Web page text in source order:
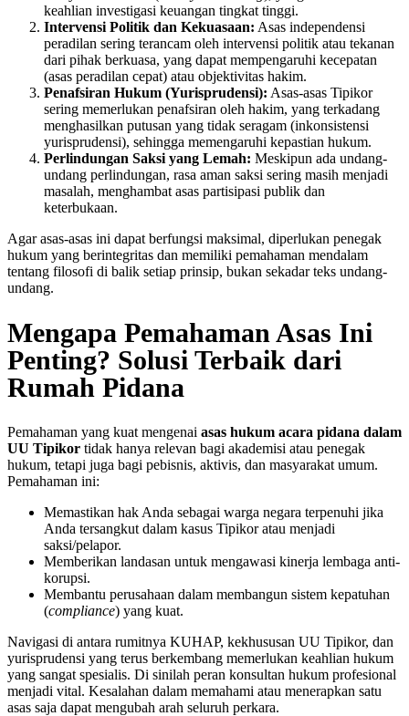
keahlian investigasi keuangan tingkat tinggi.
Intervensi Politik dan Kekuasaan: Asas independensi
peradilan sering terancam oleh intervensi politik atau tekanan
dari pihak berkuasa, yang dapat mempengaruhi kecepatan
(asas peradilan cepat) atau objektivitas hakim.
Penafsiran Hukum (Yurisprudensi): Asas-asas Tipikor
sering memerlukan penafsiran oleh hakim, yang terkadang
menghasilkan putusan yang tidak seragam (inkonsistensi
yurisprudensi), sehingga memengaruhi kepastian hukum.
Perlindungan Saksi yang Lemah: Meskipun ada undang-
undang perlindungan, rasa aman saksi sering masih menjadi
masalah, menghambat asas partisipasi publik dan
keterbukaan.
Agar asas-asas ini dapat berfungsi maksimal, diperlukan penegak
hukum yang berintegritas dan memiliki pemahaman mendalam
tentang filosofi di balik setiap prinsip, bukan sekadar teks undang-
undang.
Mengapa Pemahaman Asas Ini
Penting? Solusi Terbaik dari
Rumah Pidana
Pemahaman yang kuat mengenai asas hukum acara pidana dalam
UU Tipikor tidak hanya relevan bagi akademisi atau penegak
hukum, tetapi juga bagi pebisnis, aktivis, dan masyarakat umum.
Pemahaman ini:
Memastikan hak Anda sebagai warga negara terpenuhi jika
Anda tersangkut dalam kasus Tipikor atau menjadi
saksi/pelapor.
Memberikan landasan untuk mengawasi kinerja lembaga anti-
korupsi.
Membantu perusahaan dalam membangun sistem kepatuhan
(compliance) yang kuat.
Navigasi di antara rumitnya KUHAP, kekhususan UU Tipikor, dan
yurisprudensi yang terus berkembang memerlukan keahlian hukum
yang sangat spesialis. Di sinilah peran konsultan hukum profesional
menjadi vital. Kesalahan dalam memahami atau menerapkan satu
asas saja dapat mengubah arah seluruh perkara.